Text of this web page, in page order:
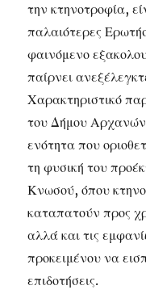
την κτηνοτροφία,
παλαιότερες
φαινόμενο
παίρνει
Χαρακτηριστικό
του Δήμου
ενότητα που
τη φυσική του
Κνωσού, όπου
καταπατούν προς
αλλά και τις
προκειμένου να
επιδοτήσεις.